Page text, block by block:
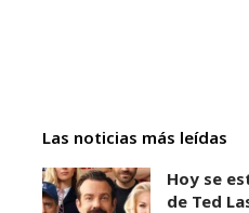
Las noticias más leídas
Hoy se
de Ted